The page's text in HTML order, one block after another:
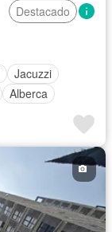
Destacado
Jacuzzi
Alberca